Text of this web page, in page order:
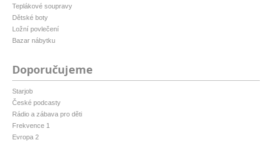
Teplákové soupravy
Dětské boty
Ložní povlečení
Bazar nábytku
Doporučujeme
Starjob
České podcasty
Rádio a zábava pro děti
Frekvence 1
Evropa 2